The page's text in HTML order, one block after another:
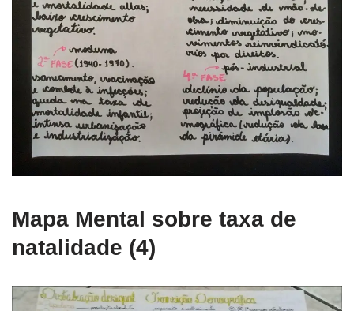
Mapa Mental sobre taxa de
natalidade (4)